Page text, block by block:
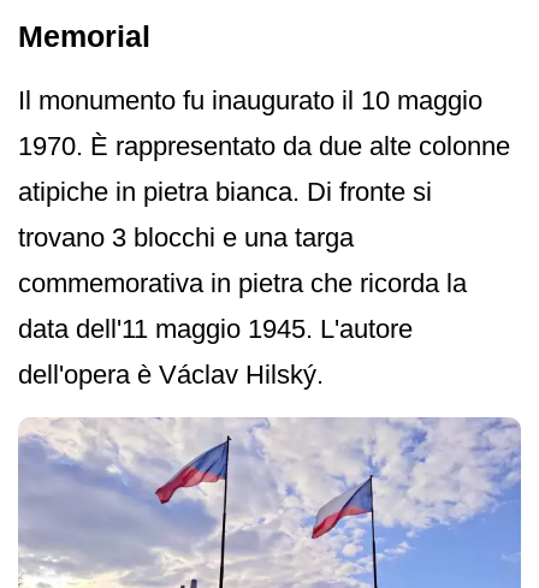
Memorial
Il monumento fu inaugurato il 10 maggio
1970. È rappresentato da due alte colonne
atipiche in pietra bianca. Di fronte si
trovano 3 blocchi e una targa
commemorativa in pietra che ricorda la
data dell'11 maggio 1945. L'autore
dell'opera è Václav Hilský.